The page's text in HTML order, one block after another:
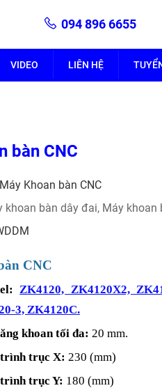
094 896 6655
VIDEO LIÊN HỆ
bàn CNC
Khoan bàn CNC
khoan bàn dây đai, Máy khoan
CNC
ZK4120, ZK4120X2,
3, ZK4120C.
khoan tối đa: 20 mm.
trục X: 230 (mm)
trục Y: 180 (mm)